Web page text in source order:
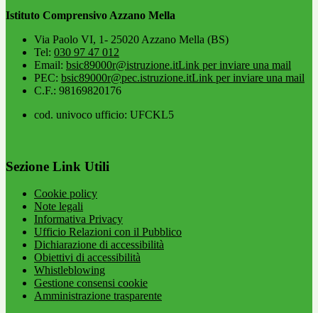
Istituto Comprensivo Azzano Mella
Via Paolo VI, 1- 25020 Azzano Mella (BS)
Tel: 030 97 47 012
Email: bsic89000r@istruzione.itLink per inviare una mail
PEC: bsic89000r@pec.istruzione.itLink per inviare una mail
C.F.: 98169820176
cod. univoco ufficio: UFCKL5
Sezione Link Utili
Cookie policy
Note legali
Informativa Privacy
Ufficio Relazioni con il Pubblico
Dichiarazione di accessibilità
Obiettivi di accessibilità
Whistleblowing
Gestione consensi cookie
Amministrazione trasparente